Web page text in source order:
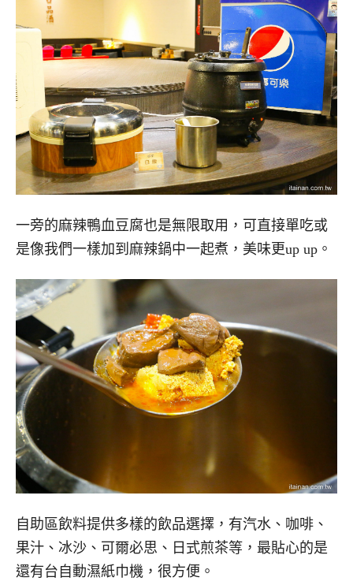
一旁的麻辣鴨血豆腐也是無限取用，可直接單吃或
是像我們一樣加到麻辣鍋中一起煮，美味更up up。
自助區飲料提供多樣的飲品選擇，有汽水、咖啡、
果汁、冰沙、可爾必思、日式煎茶等，最貼心的是
還有台自動濕紙巾機，很方便。